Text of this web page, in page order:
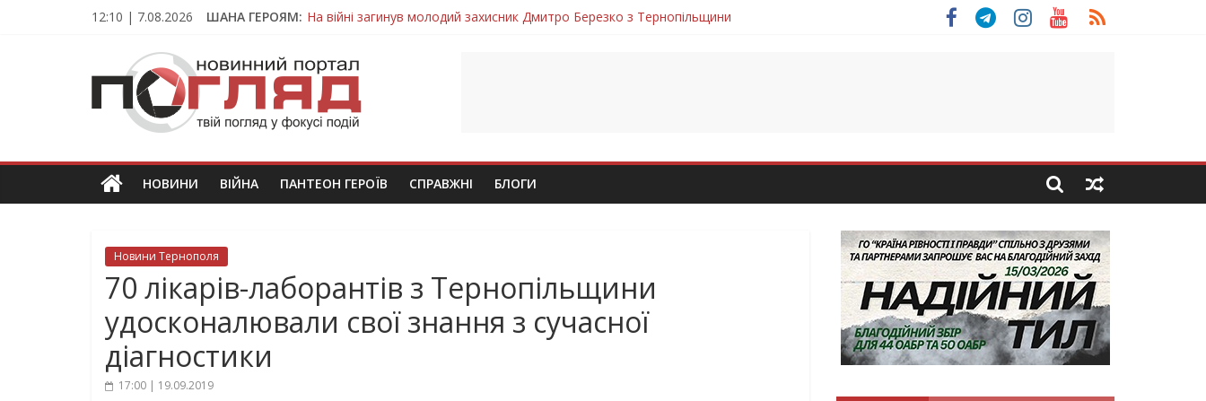
12:10 | 7.08.2026 ШАНА ГЕРОЯМ: На війні загинув молодий захисник Дмитро Березко з Тернопільщини
Захисник з Тернопільщини Петро Федів повертається до рідного дому «на щиті»
Тернопільщина в скорботі: на щиті повертається воїн Володимир Паламарчук
Вважався зниклим безвісти, – Ангелом додому повертається захисник Михайло Скоробогатий з Тернопільщини
ПОГЛЯД
Новини
Тернополя.
новини
та
НОВИНИ ВІЙНА ПАНТЕОН ГЕРОЇВ СПРАВЖНІ БЛОГИ
Новини Тернополя
70 лікарів-лаборантів з Тернопільщини
удосконалювали свої знання з сучасної
діагностики
17:00 | 19.09.2019